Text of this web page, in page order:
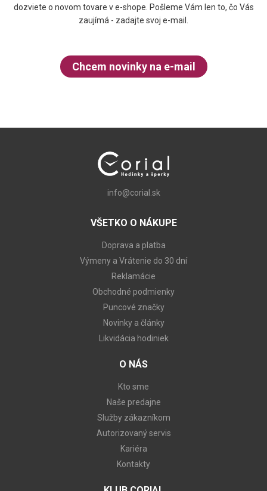
dozviete o novom tovare v e-shope. Pošleme Vám len to, čo Vás
zaujímá - zadajte svoj e-mail.
Chcem novinky na e-mail
info@corial.sk
VŠETKO O NÁKUPE
Doprava a platba
Výmeny a Vrátenie do 30 dní
Reklamácie
Obchodné podmienky
Puncové značky
Novinky a články
Likvidácia hodiniek
O NÁS
Kto sme
Naše predajne
Služby zákazníkom
Autorizovaný servis
Kariéra
Kontakty